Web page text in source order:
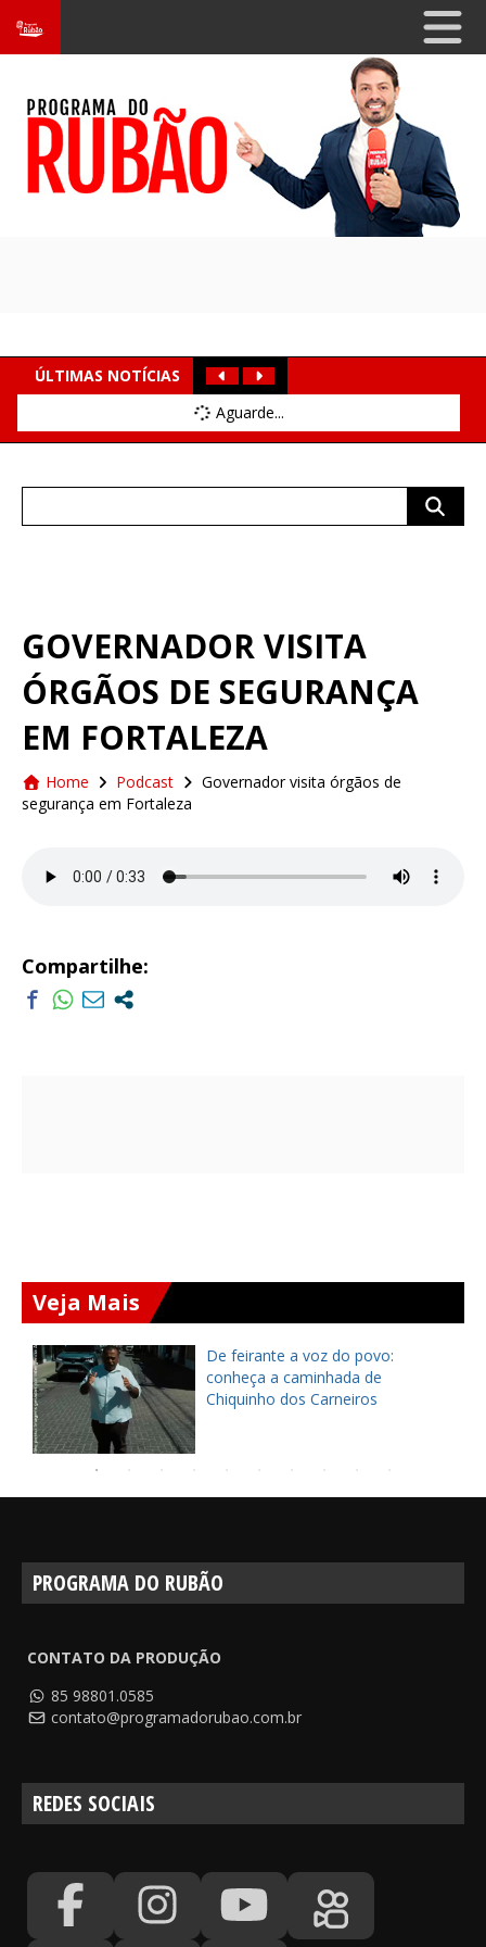
ÚLTIMAS NOTÍCIAS
Aguarde...
GOVERNADOR VISITA
ÓRGÃOS DE SEGURANÇA
EM FORTALEZA
Home Podcast
Governador visita órgãos de
segurança em Fortaleza
Compartilhe:
Veja Mais
De feirante a voz do povo:
conheça a caminhada de
Chiquinho dos Carneiros
PROGRAMA DO RUBÃO
CONTATO DA PRODUÇÃO
85 98801.0585
contato@programadorubao.com.br
REDES SOCIAIS